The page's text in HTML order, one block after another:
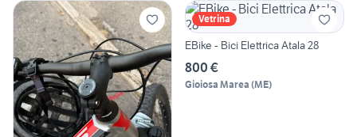
Vetrina
EBike - Bici Elettrica Atala 28
800 €
Gioiosa Marea (ME)